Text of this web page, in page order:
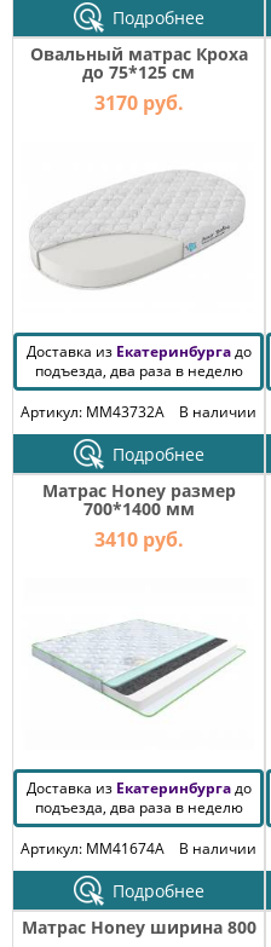
Подробнее
Овальный матрас Кроха
до 75*125 см
3170 руб.
Доставка из Екатеринбургадо
подъезда, два раза в неделю
Артикул: MM43732A
В наличии
Подробнее
Матрас Honey размер
700*1400 мм
3410 руб.
Доставка из Екатеринбургадо
подъезда, два раза в неделю
Артикул: MM41674A
В наличии
Подробнее
Матрас Honey ширина 800